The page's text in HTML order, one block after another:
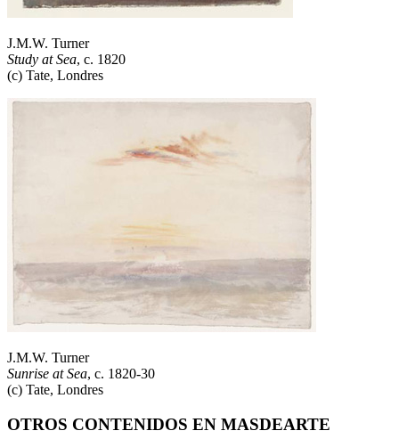
J.M.W. Turner
Study at Sea, c. 1820
(c) Tate, Londres
J.M.W. Turner
Sunrise at Sea, c. 1820-30
(c) Tate, Londres
OTROS CONTENIDOS EN MASDEARTE